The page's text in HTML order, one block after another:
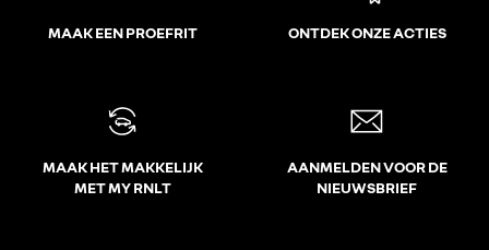
MAAK EEN PROEFRIT ONTDEK ONZE ACTIES
MAAK HET MAKKELIJK
MET MY RNLT
AANMELDEN VOOR DE
NIEUWSBRIEF